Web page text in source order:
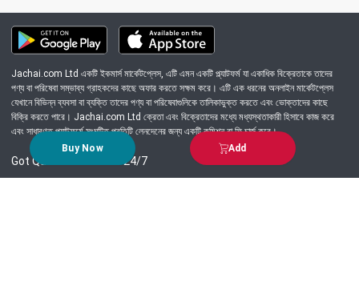
Buy Now Add
Jachai.com Ltd একটি ইকমার্স মার্কেটপ্লেস, এটি এমন একটি প্ল্যাটফর্ম যা একাধিক বিক্রেতাকে তাদের
পণ্য বা পরিষেবা সম্ভাব্য গ্রাহকদের কাছে অফার করতে সক্ষম করে। এটি এক ধরনের অনলাইন মার্কেটপ্লেস
যেখানে বিভিন্ন ব্যবসা বা ব্যক্তি তাদের পণ্য বা পরিষেবাগুলিকে তালিকাভুক্ত করতে এবং ভোক্তাদের কাছে
বিক্রি করতে পারে। Jachai.com Ltd ক্রেতা এবং বিক্রেতাদের মধ্যে মধ্যস্থতাকারী হিসাবে কাজ করে
এবং সাধারণত প্ল্যাটফর্মে সংঘটিত প্রতিটি লেনদেনের জন্য একটি কমিশন বা ফি চার্জ করে।
Got Question? Call us 24/7